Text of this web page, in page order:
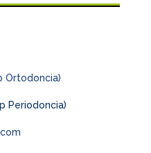
Ortodoncia)
Periodoncia)